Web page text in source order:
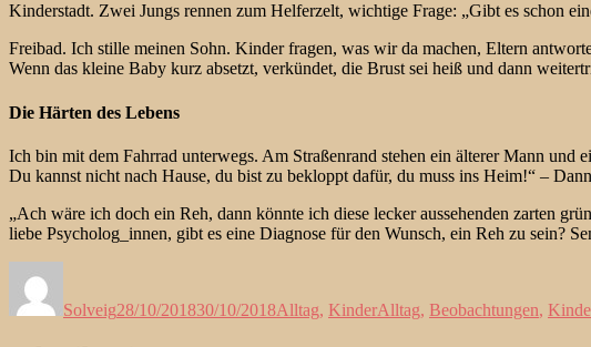
Kinderstadt. Zwei Jungs rennen zum Helferzelt, wichtige Frage: „Gibt es schon
Freibad. Ich stille meinen Sohn. Kinder fragen, was wir da machen, Eltern
Wenn das kleine Baby kurz absetzt, verkündet, die Brust sei heiß und dann
Die Härten des Lebens
Ich bin mit dem Fahrrad unterwegs. Am Straßenrand stehen ein älterer Mann
Du kannst nicht nach Hause, du bist zu bekloppt dafür, du muss ins Heim!“ –
„Ach wäre ich doch ein Reh, dann könnte ich diese lecker aussehenden zarten
liebe Psycholog_innen, gibt es eine Diagnose für den Wunsch, ein Reh zu sein?
Solveig28/10/201830/10/2018Alltag, KinderAlltag, Beobachtungen,